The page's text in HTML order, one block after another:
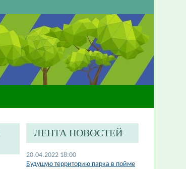
ЛЕНТА НОВОСТЕЙ
20.04.2022 18:00
Будущую территорию парка в пойме